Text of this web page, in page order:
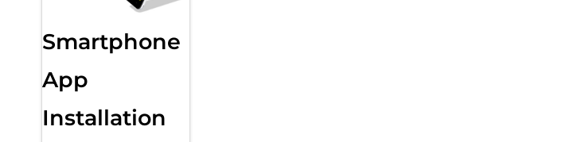
Smartphone
App
Installation